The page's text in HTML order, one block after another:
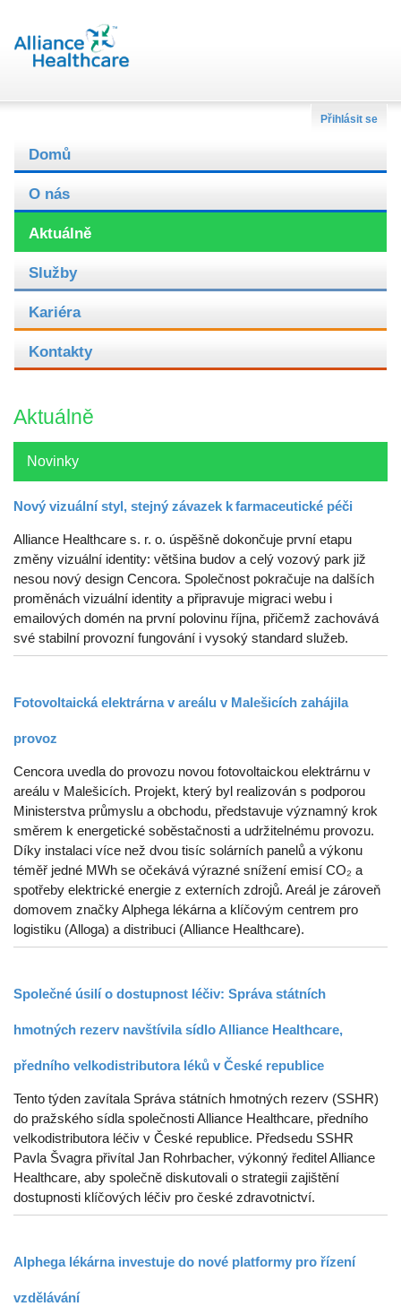
Přihlásit se
Domů
O nás
Aktuálně
Služby
Kariéra
Kontakty
Aktuálně
Novinky
Nový vizuální styl, stejný závazek k farmaceutické péči
Alliance Healthcare s. r. o. úspěšně dokončuje první etapu
změny vizuální identity: většina budov a celý vozový park již
nesou nový design Cencora. Společnost pokračuje na dalších
proměnách vizuální identity a připravuje migraci webu i
emailových domén na první polovinu října, přičemž zachovává
své stabilní provozní fungování i vysoký standard služeb.
Fotovoltaická elektrárna v areálu v Malešicích zahájila
provoz
Cencora uvedla do provozu novou fotovoltaickou elektrárnu v
areálu v Malešicích. Projekt, který byl realizován s podporou
Ministerstva průmyslu a obchodu, představuje významný krok
směrem k energetické soběstačnosti a udržitelnému provozu.
Díky instalaci více než dvou tisíc solárních panelů a výkonu
téměř jedné MWh se očekává výrazné snížení emisí CO₂ a
spotřeby elektrické energie z externích zdrojů. Areál je zároveň
domovem značky Alphega lékárna a klíčovým centrem pro
logistiku (Alloga) a distribuci (Alliance Healthcare).
Společné úsilí o dostupnost léčiv: Správa státních
hmotných rezerv navštívila sídlo Alliance Healthcare,
předního velkodistributora léků v České republice
Tento týden zavítala Správa státních hmotných rezerv (SSHR)
do pražského sídla společnosti Alliance Healthcare, předního
velkodistributora léčiv v České republice. Předsedu SSHR
Pavla Švagra přivítal Jan Rohrbacher, výkonný ředitel Alliance
Healthcare, aby společně diskutovali o strategii zajištění
dostupnosti klíčových léčiv pro české zdravotnictví.
Alphega lékárna investuje do nové platformy pro řízení
vzdělávání